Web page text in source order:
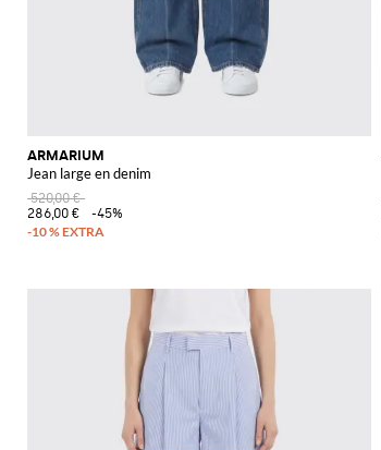
ARMARIUM
Jean large en denim
520,00 €
286,00 €
-45%